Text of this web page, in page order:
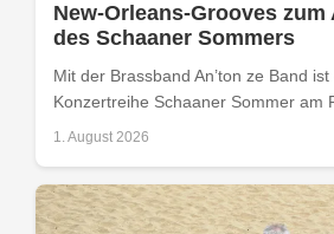
New-Orleans-Grooves
des Schaaner Sommers
Mit der Brassband An’ton ze Band
Konzertreihe Schaaner Sommer am
1. August 2026